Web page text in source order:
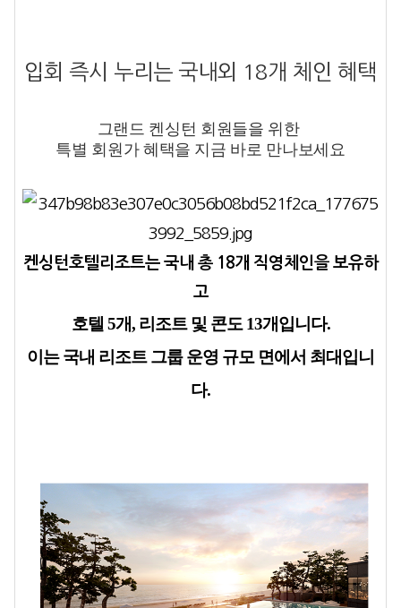
입회 즉시 누리는 국내외 18개 체인 혜택
그랜드 켄싱턴 회원들을 위한
특별 회원가 혜택을 지금 바로 만나보세요
켄싱턴호텔리조트는 국내 총 18개 직영체인을 보유하
고
호텔 5개, 리조트 및 콘도 13개입니다.
이는 국내 리조트 그룹 운영 규모 면에서 최대입니
다.